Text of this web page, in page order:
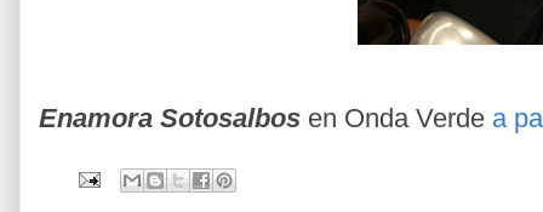
Enamora Sotosalbos en Onda Verde a